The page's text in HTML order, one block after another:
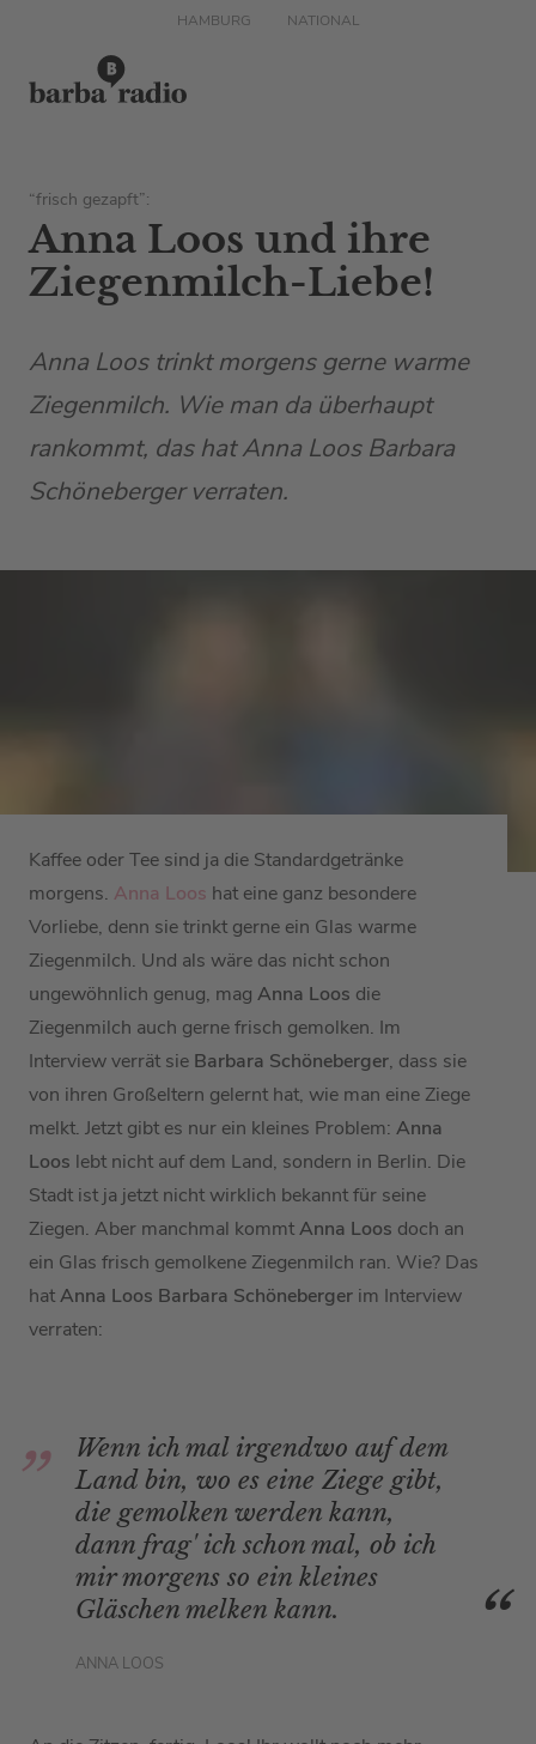
HAMBURG NATIONAL
“frisch gezapft”:
Anna Loos und ihre
Ziegenmilch-Liebe!
Anna Loos trinkt morgens gerne warme
Ziegenmilch. Wie man da überhaupt
rankommt, das hat Anna Loos Barbara
Schöneberger verraten.
Kaffee oder Tee sind ja die Standardgetränke
morgens. Anna Loos hat eine ganz besondere
Vorliebe, denn sie trinkt gerne ein Glas warme
Ziegenmilch. Und als wäre das nicht schon
ungewöhnlich genug, mag Anna Loos die
Ziegenmilch auch gerne frisch gemolken. Im
Interview verrät sie Barbara Schöneberger, dass sie
von ihren Großeltern gelernt hat, wie man eine Ziege
melkt. Jetzt gibt es nur ein kleines Problem: Anna
Loos lebt nicht auf dem Land, sondern in Berlin. Die
Stadt ist ja jetzt nicht wirklich bekannt für seine
Ziegen. Aber manchmal kommtAnna Loos doch an
ein Glas frisch gemolkene Ziegenmilch ran. Wie? Das
hatAnna Loos Barbara Schöneberger im Interview
verraten:
Wenn ich mal irgendwo auf dem
Land bin, wo es eine Ziege gibt,
die gemolken werden kann,
dann frag' ich schon mal, ob ich
mir morgens so ein kleines
Gläschen melken kann.
ANNA LOOS